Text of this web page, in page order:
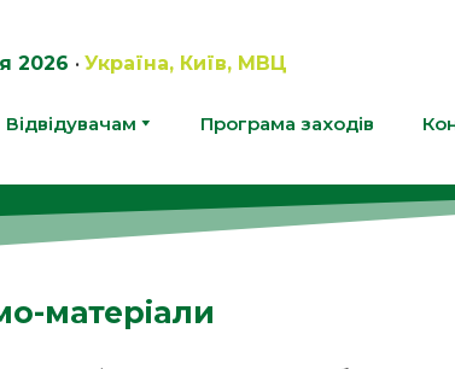
2026 •Україна, Київ, МВЦ
Відвідувачам Програма заходів
матеріали